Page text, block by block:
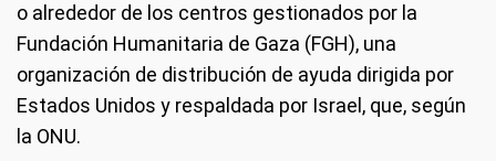
o alrededor de los centros gestionados por la
Fundación Humanitaria de Gaza (FGH), una
organización de distribución de ayuda dirigida por
Estados Unidos y respaldada por Israel, que, según
la ONU.